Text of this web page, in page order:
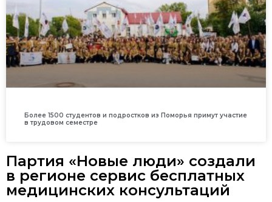
Более 1500 студентов и подростков из Поморья примут участие
в трудовом семестре
Партия «Новые люди» создали
в регионе сервис бесплатных
медицинских консультаций